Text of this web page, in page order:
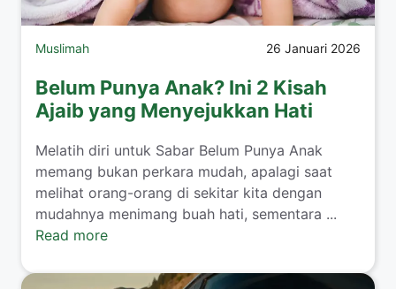
Muslimah 26 Januari 2026
Belum Punya Anak? Ini 2 Kisah
Ajaib yang Menyejukkan Hati
​Melatih diri untuk Sabar Belum Punya Anak
memang bukan perkara mudah, apalagi saat
melihat orang-orang di sekitar kita dengan
mudahnya menimang buah hati, sementara ...
Read more